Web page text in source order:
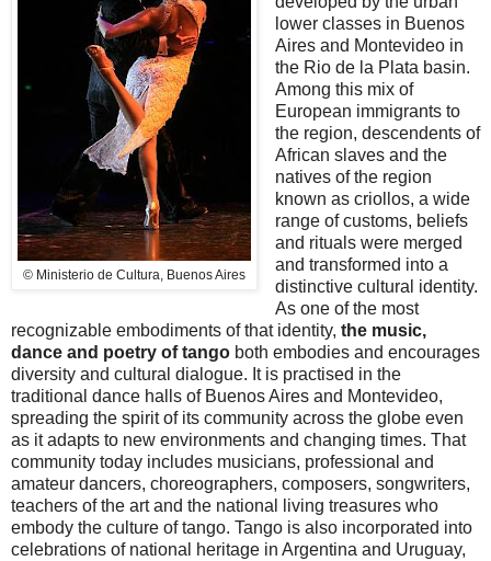
© Ministerio de Cultura, Buenos Aires
lower classes in Buenos
Aires and Montevideo in
the Rio de la Plata basin.
Among this mix of
European immigrants to
the region, descendents of
African slaves and the
natives of the region
known as criollos, a wide
range of customs, beliefs
and rituals were merged
and transformed into a
distinctive cultural identity.
As one of the most
recognizable embodiments of that identity, the music,
dance and poetry of tango both embodies and encourages
diversity and cultural dialogue. It is practised in the
traditional dance halls of Buenos Aires and Montevideo,
spreading the spirit of its community across the globe even
as it adapts to new environments and changing times. That
community today includes musicians, professional and
amateur dancers, choreographers, composers, songwriters,
teachers of the art and the national living treasures who
embody the culture of tango. Tango is also incorporated into
celebrations of national heritage in Argentina and Uruguay,